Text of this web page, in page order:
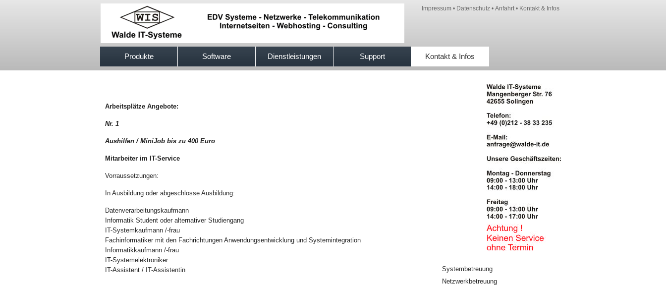
Impressum • Datenschutz • Anfahrt• Kontakt & Infos
Produkte Software Dienstleistungen Support Kontakt & Infos
Arbeitsplätze Angebote:
Nr. 1
Aushilfen / MiniJob bis zu 400 Euro
Mitarbeiter im IT-Service
Vorraussetzungen:
In Ausbildung oder abgeschlosse Ausbildung:
Datenverarbeitungskaufmann
Informatik Student oder alternativer Studiengang
IT-Systemkaufmann /-frau
Fachinformatiker mit den Fachrichtungen Anwendungsentwicklung und Systemintegration
Informatikkaufmann /-frau
IT-Systemelektroniker
IT-Assistent / IT-Assistentin
Systembetreuung
Netzwerkbetreuung